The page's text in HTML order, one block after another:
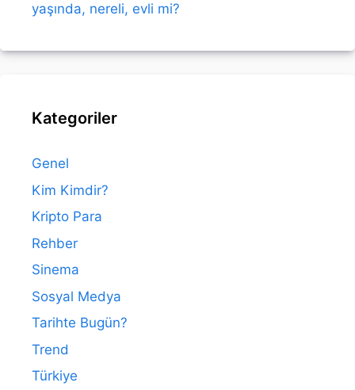
yaşında, nereli, evli mi?
Kategoriler
Genel
Kim Kimdir?
Kripto Para
Rehber
Sinema
Sosyal Medya
Tarihte Bugün?
Trend
Türkiye